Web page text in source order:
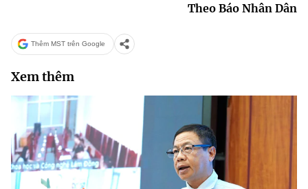
Theo Báo Nhân Dân
Thêm MST trên Google
Xem thêm